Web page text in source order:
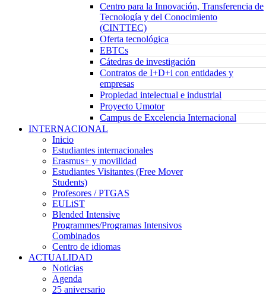
Centro para la Innovación, Transferencia de
Tecnología y del Conocimiento
(CINTTEC)
Oferta tecnológica
EBTCs
Cátedras de investigación
Contratos de I+D+i con entidades y
empresas
Propiedad intelectual e industrial
Proyecto Umotor
Campus de Excelencia Internacional
INTERNACIONAL
Inicio
Estudiantes internacionales
Erasmus+ y movilidad
Estudiantes Visitantes (Free Mover
Students)
Profesores / PTGAS
EULiST
Blended Intensive
Programmes/Programas Intensivos
Combinados
Centro de idiomas
ACTUALIDAD
Noticias
Agenda
25 aniversario